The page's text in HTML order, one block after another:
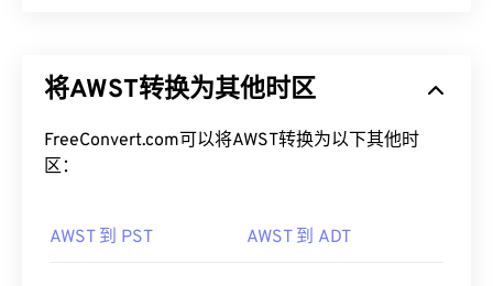
将AWST转换为其他时区
FreeConvert.com可以将AWST转换为以下其他时
区：
AWST 到 PST AWST 到 ADT